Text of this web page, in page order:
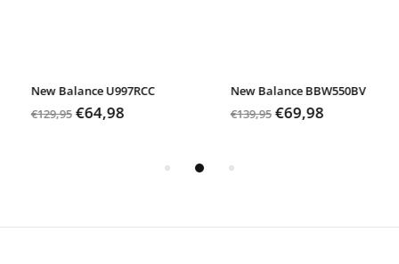
New Balance BBW550BV
€139,95 €69,98
Vans Old Skool
€54,95 €30,22